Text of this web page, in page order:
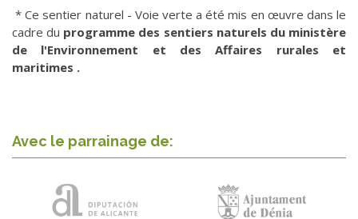
* Ce sentier naturel - Voie verte a été mis en œuvre dans le
cadre du programme des sentiers naturels du ministère
de l'Environnement
et des Affaires rurales et
maritimes .
Avec le parrainage de: